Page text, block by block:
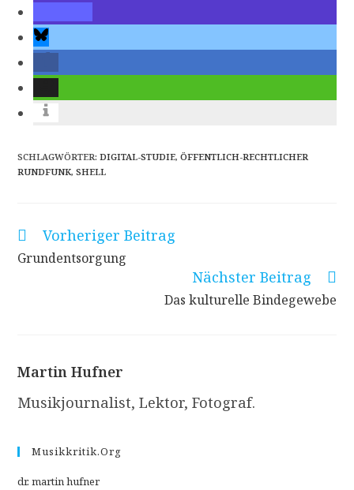
SCHLAGWÖRTER:DIGITAL-STUDIE, ÖFFENTLICH-RECHTLICHER
RUNDFUNK, SHELL
Weitere
Artikel
ansehen
Vorheriger Beitrag
Grundentsorgung
Nächster Beitrag
Das kulturelle Bindegewebe
Martin Hufner
Musikjournalist, Lektor, Fotograf.
Musikkritik.org
dr. martin hufner